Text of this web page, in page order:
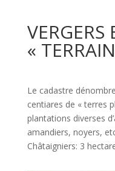
VERGERS
«
Le cadastre
centiares de « terres
plantations diverses
amandiers, noyers,
Châtaigniers: 3